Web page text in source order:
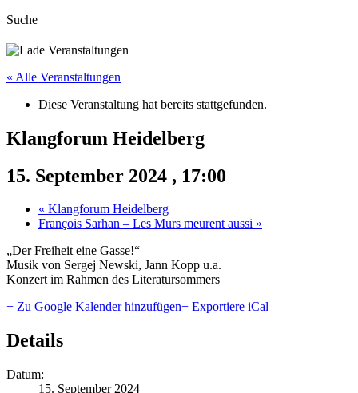
Suche
« Alle Veranstaltungen
Diese Veranstaltung hat bereits stattgefunden.
Klangforum Heidelberg
15. September 2024 , 17:00
« Klangforum Heidelberg
François Sarhan – Les Murs meurent aussi »
„Der Freiheit eine Gasse!“
Musik von Sergej Newski, Jann Kopp u.a.
Konzert im Rahmen des Literatursommers
+ Zu Google Kalender hinzufügen+ Exportiere iCal
Details
Datum:
15. September 2024